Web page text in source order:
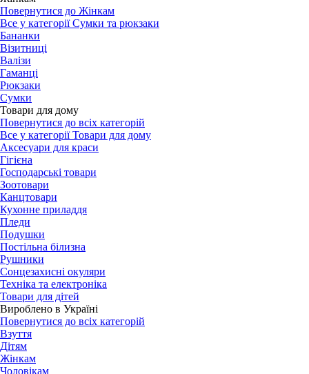
Повернутися до Жінкам
Все у категорії Сумки та рюкзаки
Бананки
Візитниці
Валізи
Гаманці
Рюкзаки
Сумки
Товари для дому
Повернутися до всіх категорій
Все у категорії Товари для дому
Аксесуари для краси
Гігієна
Господарські товари
Зоотовари
Канцтовари
Кухонне приладдя
Пледи
Подушки
Постільна білизна
Рушники
Сонцезахисні окуляри
Техніка та електроніка
Товари для дітей
Вироблено в Україні
Повернутися до всіх категорій
Взуття
Дітям
Жінкам
Чоловікам